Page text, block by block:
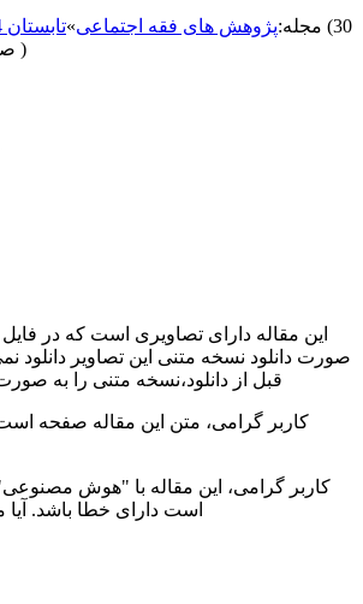
مجله:پژوهش های فقه اجتماعی»تابستان 1404 - شماره 2
(‎30
)
این مقاله دارای تصاویری است که در فایل
صورت دانلود نسخه متنی این تصاویر دانلود
قبل از دانلود،نسخه متنی را به صورت
کاربر گرامی، متن این مقاله صفحه است.
کاربر گرامی، این مقاله با "هوش
است دارای خطا باشد. آیا